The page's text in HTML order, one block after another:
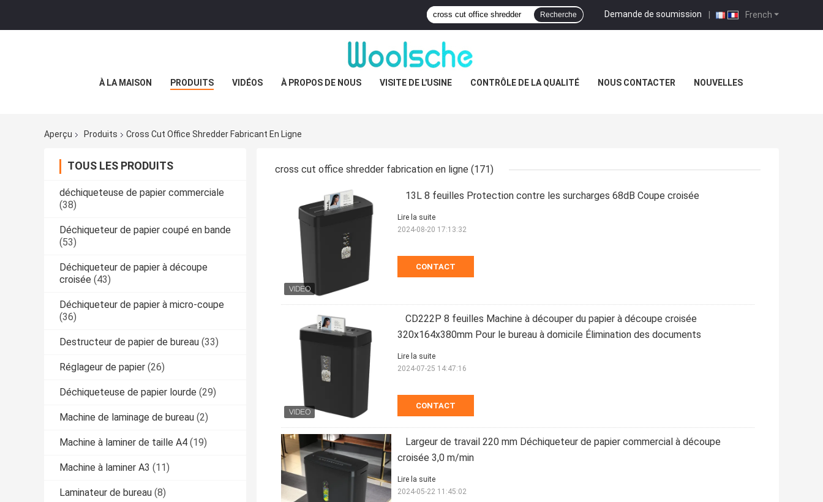
French
Demande de soumission |
Recherche
À LA MAISON PRODUITS VIDÉOS À PROPOS DE NOUS VISITE DE L'USINE CONTRÔLE DE LA QUALITÉ NOUS CONTACTER NOUVELLES
Aperçu Produits Cross Cut Office Shredder Fabricant En Ligne
TOUS LES PRODUITS
déchiqueteuse de papier commerciale
(38)
Déchiqueteur de papier coupé en bande
(53)
Déchiqueteur de papier à découpe
croisée (43)
Déchiqueteur de papier à micro-coupe
(36)
Destructeur de papier de bureau (33)
Réglageur de papier (26)
Déchiqueteuse de papier lourde (29)
Machine de laminage de bureau (2)
Machine à laminer de taille A4 (19)
Machine à laminer A3 (11)
Laminateur de bureau (8)
cross cut office shredder fabrication en ligne (171)
13L 8 feuilles Protection contre les surcharges 68dB Coupe croisée
CONTACT
Lire la suite
2024-08-20 17:13:32
CD222P 8 feuilles Machine à découper du papier à découpe croisée
320x164x380mm Pour le bureau à domicile Élimination des documents
CONTACT
Lire la suite
2024-07-25 14:47:16
Largeur de travail 220 mm Déchiqueteur de papier commercial à découpe
croisée 3,0 m/min
Lire la suite
2024-05-22 11:45:02